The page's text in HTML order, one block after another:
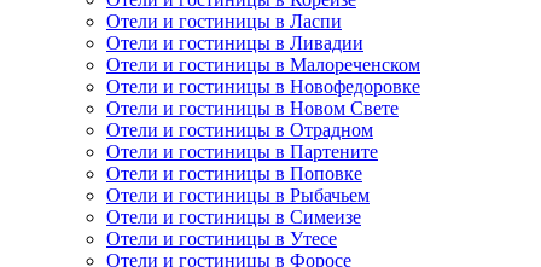
Отели и гостиницы в Ласпи
Отели и гостиницы в Ливадии
Отели и гостиницы в Малореченском
Отели и гостиницы в Новофедоровке
Отели и гостиницы в Новом Свете
Отели и гостиницы в Отрадном
Отели и гостиницы в Партените
Отели и гостиницы в Поповке
Отели и гостиницы в Рыбачьем
Отели и гостиницы в Симеизе
Отели и гостиницы в Утесе
Отели и гостиницы в Форосе